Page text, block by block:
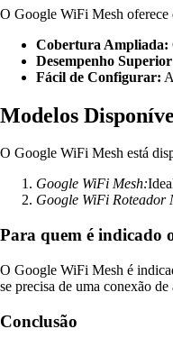
O Google WiFi Mesh oferece
Cobertura Ampliada:
Desempenho
Fácil de Configurar:
Modelos
O Google WiFi Mesh está
Google WiFi Mesh:
Google WiFi Roteador
Para quem é indicado
O Google WiFi Mesh é
se precisa de uma conexão
Conclusão